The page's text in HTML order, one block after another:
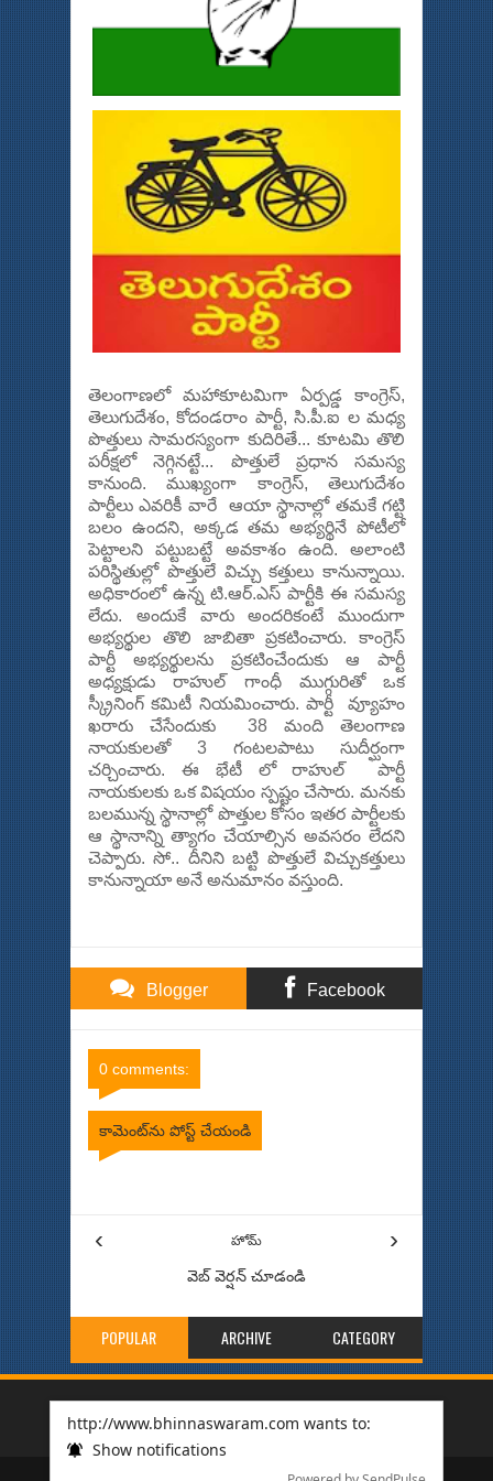
http://www.bhinnaswaram.com wants to:
Show notifications
తెలంగాణలో మహాకూటమిగా ఏర్పడ్డ కాంగ్రెస్,
తెలుగుదేశం, కోదండరాం పార్టీ, సి.పీ.ఐ ల మధ్య
పొత్తులు సామరస్యంగా కుదిరితే... కూటమి తొలి
పరీక్షలో నెగ్గినట్టే... పొత్తులే ప్రధాన సమస్య
కానుంది. ముఖ్యంగా కాంగ్రెస్, తెలుగుదేశం
పార్టీలు ఎవరికీ వారే ఆయా స్థానాల్లో తమకే గట్టి
బలం ఉందని, అక్కడ తమ అభ్యర్థినే పోటీలో
పెట్టాలని పట్టుబట్టే అవకాశం ఉంది. అలాంటి
పరిస్థితుల్లో పొత్తులే విచ్చు కత్తులు కానున్నాయి.
అధికారంలో ఉన్న టి.ఆర్.ఎస్ పార్టీకి ఈ సమస్య
లేదు. అందుకే వారు అందరికంటే ముందుగా
అభ్యర్థుల తొలి జాబితా ప్రకటించారు. కాంగ్రెస్
పార్టీ అభ్యర్థులను ప్రకటించేందుకు ఆ పార్టీ
అధ్యక్షుడు రాహుల్ గాంధీ ముగ్గురితో ఒక
స్క్రీనింగ్ కమిటీ నియమించారు. పార్టీ వ్యూహం
ఖరారు చేసేందుకు 38 మంది తెలంగాణ
నాయకులతో 3 గంటలపాటు సుదీర్ఘంగా
చర్చించారు. ఈ భేటీ లో రాహుల్ పార్టీ
నాయకులకు ఒక విషయం స్పష్టం చేసారు. మనకు
బలమున్న స్థానాల్లో పొత్తుల కోసం ఇతర పార్టీలకు
ఆ స్థానాన్ని త్యాగం చేయాల్సిన అవసరం లేదని
చెప్పారు. సో.. దీనిని బట్టి పొత్తులే విచ్చుకత్తులు
కానున్నాయా అనే అనుమానం వస్తుంది.
Blogger Facebook
0 comments:
కామెంట్‌ను పోస్ట్ చేయండి
‹ ›
హోమ్
వెబ్ వెర్షన్‌ చూడండి
POPULAR ARCHIVE CATEGORY
bhinnaswaramAll Right Reserved